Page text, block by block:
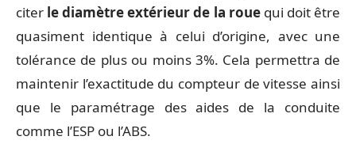
citer le diamètre extérieur de la rouequi doit être
quasiment identique à celui d’origine, avec une
tolérance de plus ou moins 3%. Cela permettra de
maintenir l’exactitude du compteur de vitesse ainsi
que le paramétrage des aides de la conduite
comme l’ESP ou l’ABS.